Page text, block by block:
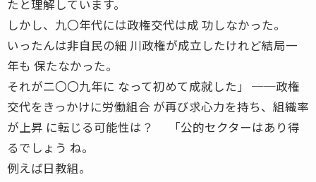
たと理解しています。
しかし、九〇年代には政権交代は成 功しなかった。
いったんは非自民の細 川政権が成立したけれど結局一
年も 保たなかった。
それが二〇〇九年に なって初めて成就した」 ──政権
交代をきっかけに労働組合 が再び求心力を持ち、組織率
が上昇 に転じる可能性は？ 「公的セクターはあり得
るでしょう ね。
例えば日教組。